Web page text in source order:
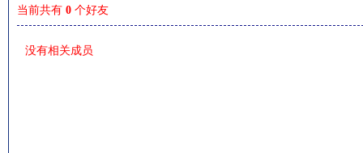
当前共有 0个好友
没有相关成员